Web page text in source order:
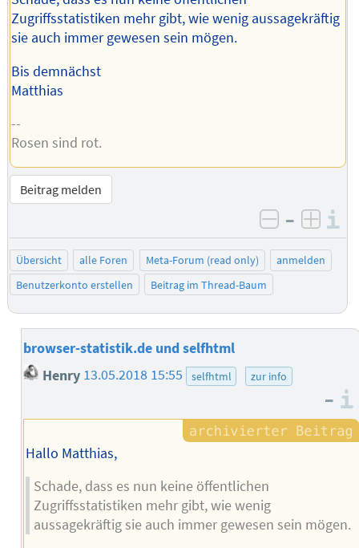
Zugriffsstatistiken mehr gibt, wie wenig aussagekräftig
sie auch immer gewesen sein mögen.
Bis demnächst
Matthias
--
Rosen sind rot.
Beitrag melden
negativ
–
Übersicht alle Foren Meta-Forum (read only)
anmelden
Benutzerkonto erstellen
Beitrag im Thread-Baum
browser-statistik.de und selfhtml
Henry 13.05.2018 15:55 selfhtml zur info
–
Hallo Matthias,
Schade, dass es nun keine öffentlichen
Zugriffsstatistiken mehr gibt, wie wenig
aussagekräftig sie auch immer gewesen sein mögen.